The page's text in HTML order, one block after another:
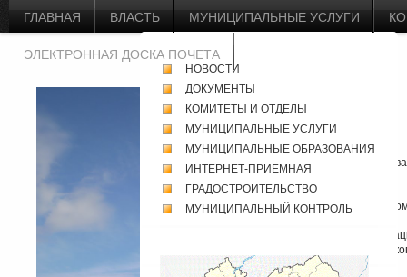
ГЛАВНАЯ ВЛАСТЬ МУНИЦИПАЛЬНЫЕ УСЛУГИ
ЭЛЕКТРОННАЯ ДОСКА ПОЧЕТА
НОВОСТИ
ДОКУМЕНТЫ
КОМИТЕТЫ И ОТДЕЛЫ
МУНИЦИПАЛЬНЫЕ УСЛУГИ
МУНИЦИПАЛЬНЫЕ ОБРАЗОВАНИЯ
ИНТЕРНЕТ-ПРИЕМНАЯ
ГРАДОСТРОИТЕЛЬСТВО
МУНИЦИПАЛЬНЫЙ КОНТРОЛЬ
рад
района.